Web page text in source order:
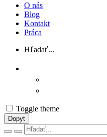
O nás
Blog
Kontakt
Práca
Hľadať...
Toggle theme
Dopyt
Vyhľadávanie